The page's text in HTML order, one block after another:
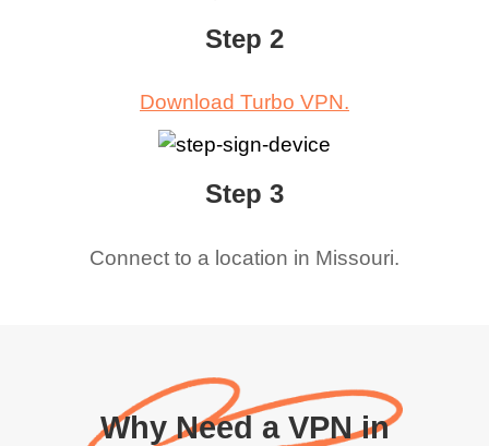
Step 2
Download Turbo VPN.
Step 3
Connect to a location in Missouri.
Why Need a VPN in